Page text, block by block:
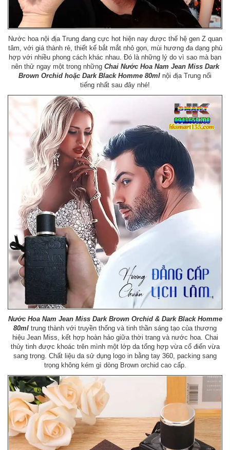
Nước hoa nội địa Trung đang cực hot hiện nay được thế hệ gen Z quan
tâm, với giá thành rẻ, thiết kế bắt mắt nhỏ gọn, mùi hương đa dạng phù
hợp với nhiều phong cách khác nhau. Đó là những lý do vì sao mà bạn
nên thử ngay một trong những Chai Nước Hoa Nam Jean Miss Dark
Brown Orchid hoặc Dark Black Homme 80ml nội địa Trung nổi
tiếng nhất sau đây nhé!
Nước Hoa Nam Jean Miss Dark Brown Orchid & Dark Black Homme
80ml trung thành với truyền thống và tinh thần sáng tạo của thương
hiệu Jean Miss, kết hợp hoàn hảo giữa thời trang và nước hoa. Chai
thủy tinh được khoác trên mình một lớp da tổng hợp vừa cổ điển vừa
sang trọng. Chất liệu da sử dụng logo in bằng tay 360, packing sang
trọng không kém gì dòng Brown orchid cao cấp.